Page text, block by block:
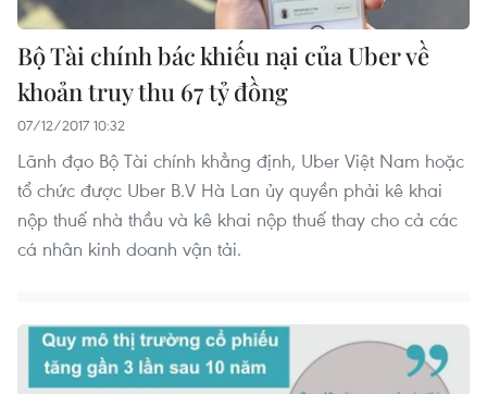
Bộ Tài chính bác khiếu nại của Uber về
khoản truy thu 67 tỷ đồng
07/12/2017 10:32
Lãnh đạo Bộ Tài chính khẳng định, Uber Việt Nam hoặc
tổ chức được Uber B.V Hà Lan ủy quyền phải kê khai
nộp thuế nhà thầu và kê khai nộp thuế thay cho cả các
cá nhân kinh doanh vận tải.